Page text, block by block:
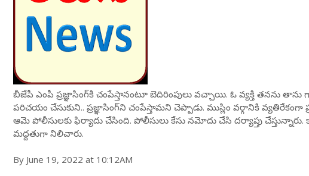
బీజేపీ ఎంపీ ప్రజ్ఞాసింగ్‌కి చంపేస్తానంటూ బెదిరింపులు వచ్చాయి. ఓ వ్యక్తి తనను
పరిచయం చేసుకుని.. ప్రజ్ఞాసింగ్‌‌ని చంపేస్తామని చెప్పాడు. ముస్లిం వర్గానికి
ఆమె పోలీసులకు ఫిర్యాదు చేసింది. పోలీసులు కేసు నమోదు చేసి దర్యాప్తు చేస్తున్నారు.
మద్దతుగా నిలిచారు.
By June 19, 2022 at 10:12AM